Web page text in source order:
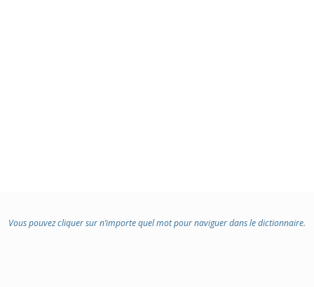
Vous pouvez cliquer sur n’importe quel mot pour naviguer dans le dictionnaire.